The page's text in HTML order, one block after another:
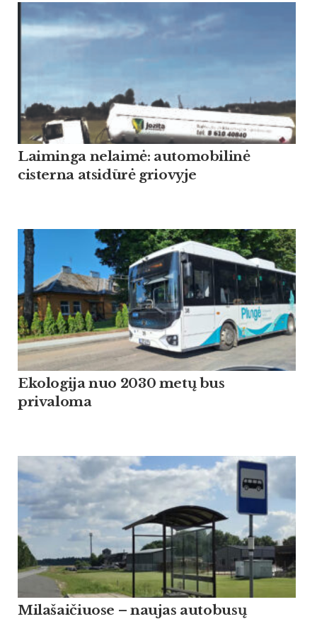
Laiminga nelaimė: automobilinė
cisterna atsidūrė griovyje
Ekologija nuo 2030 metų bus
privaloma
Milašaičiuose – naujas autobusų